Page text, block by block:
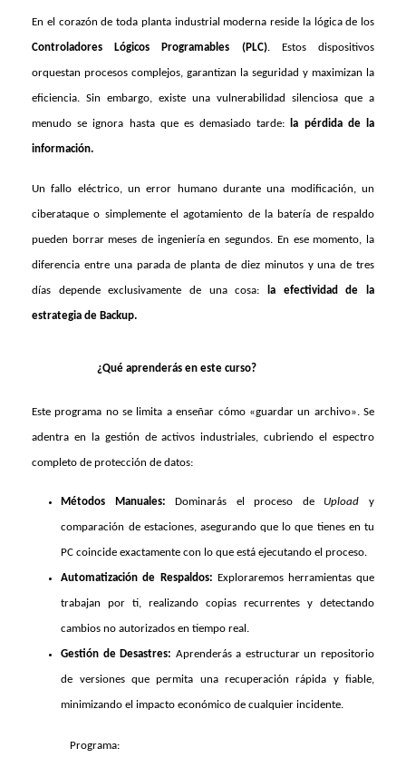
En el corazón de toda planta industrial moderna reside la lógica de los
Controladores Lógicos Programables (PLC). Estos dispositivos
orquestan procesos complejos, garantizan la seguridad y maximizan la
eficiencia. Sin embargo, existe una vulnerabilidad silenciosa que a
menudo se ignora hasta que es demasiado tarde: la pérdida de la
información.
Un fallo eléctrico, un error humano durante una modificación, un
ciberataque o simplemente el agotamiento de la batería de respaldo
pueden borrar meses de ingeniería en segundos. En ese momento, la
diferencia entre una parada de planta de diez minutos y una de tres
días depende exclusivamente de una cosa: la efectividad de la
estrategia de Backup.
¿Qué aprenderás en este curso?
Este programa no se limita a enseñar cómo «guardar un archivo». Se
adentra en la gestión de activos industriales, cubriendo el espectro
completo de protección de datos:
Métodos Manuales: Dominarás el proceso de Upload y
comparación de estaciones, asegurando que lo que tienes en tu
PC coincide exactamente con lo que está ejecutando el proceso.
Automatización de Respaldos: Exploraremos herramientas que
trabajan por ti, realizando copias recurrentes y detectando
cambios no autorizados en tiempo real.
Gestión de Desastres: Aprenderás a estructurar un repositorio
de versiones que permita una recuperación rápida y fiable,
minimizando el impacto económico de cualquier incidente.
Programa: